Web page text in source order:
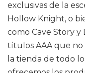
exclusivas de la
Hollow Knight, o
como Cave Story y
títulos AAA que no
la tienda de todo